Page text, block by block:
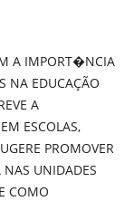
A IMPORT�NCIA
NA EDUCAÇÃO
A
ESCOLAS,
PROMOVER
UNIDADES
COMO